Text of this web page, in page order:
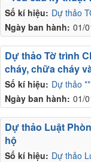
Số kí hiệu: Dự thảo
Ngày ban hành: 01/
Số kí hiệu: Dự thảo
Ngày ban hành: 01/
Dự thảo Tờ trình
cháy, chữa cháy
Số kí hiệu: Dự thảo
Dự thảo Luật
hộ